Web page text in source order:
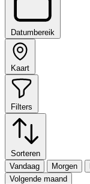
Datumbereik
Kaart
Filters
Sorteren
Vandaag
Morgen
Volgende maand